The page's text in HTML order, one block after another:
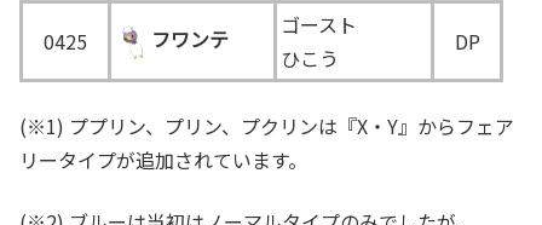
0425 フワンテ
ゴースト
ひこう
DP
(※1) ププリン、プリン、プクリンは『X・Y』からフェア
リータイプが追加されています。